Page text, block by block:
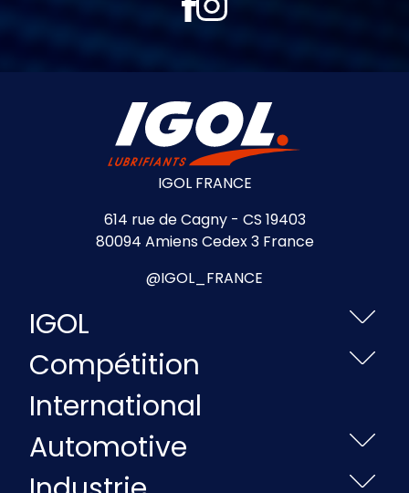
IGOL FRANCE
614 rue de Cagny - CS 19403
80094 Amiens Cedex 3 France
@IGOL_FRANCE
IGOL
Compétition
International
Automotive